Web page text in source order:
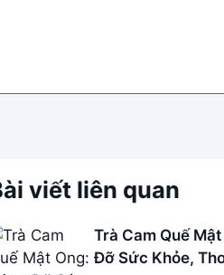
viết liên quan
Trà Cam Quế
Đỡ Sức Khỏe,